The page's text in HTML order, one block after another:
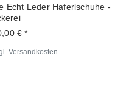
Echt Leder Haferlschuhe -
€ *
Versandkosten